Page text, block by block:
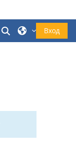
Изменить
Вход